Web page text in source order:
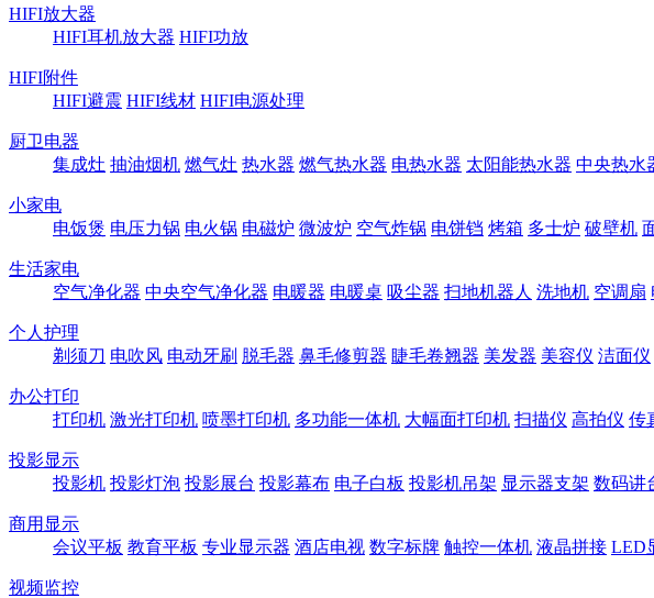
HIFI放大器
HIFI耳机放大器 HIFI功放
HIFI附件
HIFI避震 HIFI线材 HIFI电源处理
厨卫电器
集成灶 抽油烟机 燃气灶 热水器 燃气热水器 电热水器 太阳能热水器 中央热水
小家电
电饭煲 电压力锅 电火锅 电磁炉 微波炉 空气炸锅 电饼铛 烤箱 多士炉 破壁机
生活家电
空气净化器 中央空气净化器 电暖器 电暖桌 吸尘器 扫地机器人 洗地机 空调扇
个人护理
剃须刀 电吹风 电动牙刷 脱毛器 鼻毛修剪器 睫毛卷翘器 美发器 美容仪 洁面仪
办公打印
打印机 激光打印机 喷墨打印机 多功能一体机 大幅面打印机 扫描仪 高拍仪 传
投影显示
投影机 投影灯泡 投影展台 投影幕布 电子白板 投影机吊架 显示器支架 数码讲
商用显示
会议平板 教育平板 专业显示器 酒店电视 数字标牌 触控一体机 液晶拼接 LED
视频监控